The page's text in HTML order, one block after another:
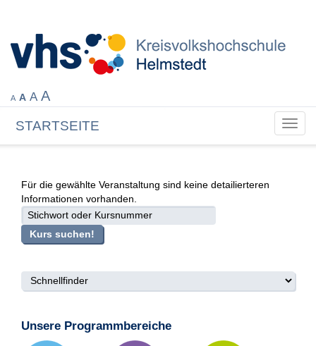
A A A A
STARTSEITE
Für die gewählte Veranstaltung sind keine detailierteren
Informationen vorhanden.
suche
Kurs suchen!
Unsere Programmbereiche